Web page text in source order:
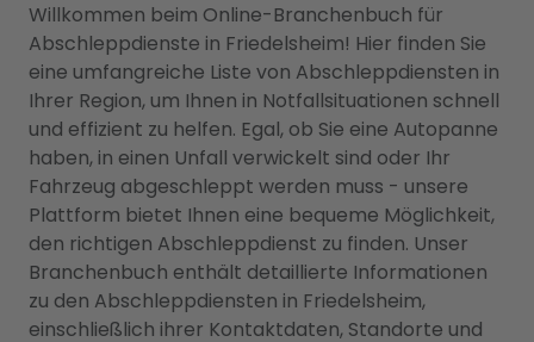
Willkommen beim Online-Branchenbuch für
Abschleppdienste in Friedelsheim! Hier finden Sie
eine umfangreiche Liste von Abschleppdiensten in
Ihrer Region, um Ihnen in Notfallsituationen schnell
und effizient zu helfen. Egal, ob Sie eine Autopanne
haben, in einen Unfall verwickelt sind oder Ihr
Fahrzeug abgeschleppt werden muss - unsere
Plattform bietet Ihnen eine bequeme Möglichkeit,
den richtigen Abschleppdienst zu finden. Unser
Branchenbuch enthält detaillierte Informationen
zu den Abschleppdiensten in Friedelsheim,
einschließlich ihrer Kontaktdaten, Standorte und